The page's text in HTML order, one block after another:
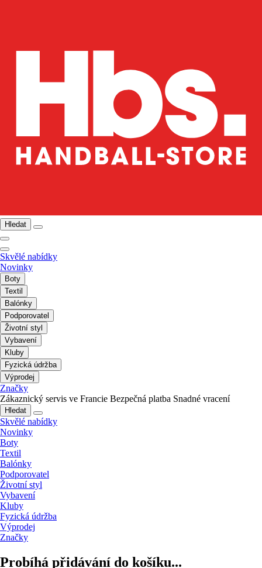
Hledat
Skvělé nabídky
Novinky
Boty
Textil
Balónky
Podporovatel
Životní styl
Vybavení
Kluby
Fyzická údržba
Výprodej
Značky
Zákaznický servis ve Francie Bezpečná platba Snadné vracení
Hledat
Skvělé nabídky
Novinky
Boty
Textil
Balónky
Podporovatel
Životní styl
Vybavení
Kluby
Fyzická údržba
Výprodej
Značky
Probíhá přidávání do košíku...